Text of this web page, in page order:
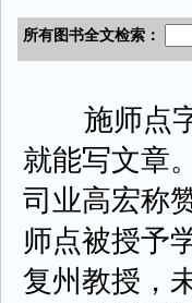
施师点字
就能写文章
司业高宏称
师点被授予
复州教授，